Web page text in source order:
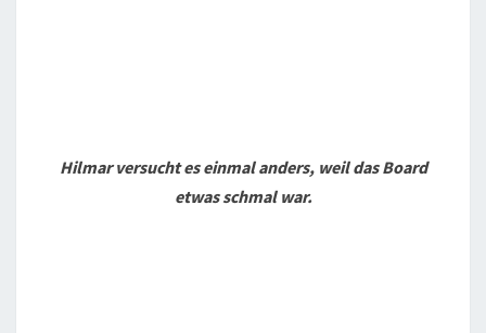
Hilmar versucht es einmal anders, weil das Board
etwas schmal war.